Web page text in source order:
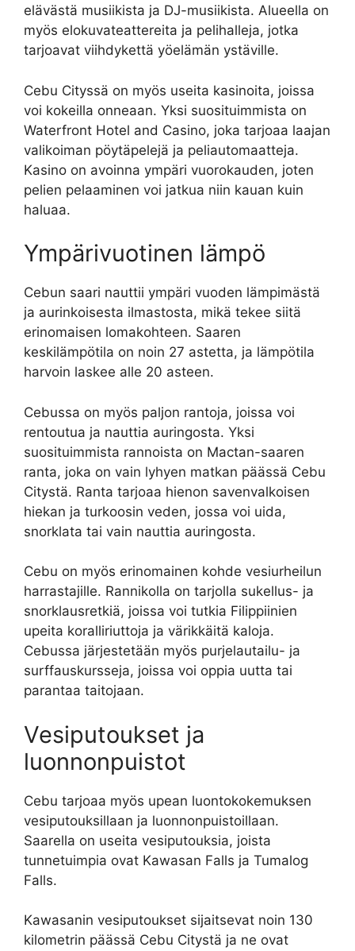
elävästä musiikista ja DJ-musiikista. Alueella on
myös elokuvateattereita ja pelihalleja, jotka
tarjoavat viihdykettä yöelämän ystäville.
Cebu Cityssä on myös useita kasinoita, joissa
voi kokeilla onneaan. Yksi suosituimmista on
Waterfront Hotel and Casino, joka tarjoaa laajan
valikoiman pöytäpelejä ja peliautomaatteja.
Kasino on avoinna ympäri vuorokauden, joten
pelien pelaaminen voi jatkua niin kauan kuin
haluaa.
Ympärivuotinen lämpö
Cebun saari nauttii ympäri vuoden lämpimästä
ja aurinkoisesta ilmastosta, mikä tekee siitä
erinomaisen lomakohteen. Saaren
keskilämpötila on noin 27 astetta, ja lämpötila
harvoin laskee alle 20 asteen.
Cebussa on myös paljon rantoja, joissa voi
rentoutua ja nauttia auringosta. Yksi
suosituimmista rannoista on Mactan-saaren
ranta, joka on vain lyhyen matkan päässä Cebu
Citystä. Ranta tarjoaa hienon savenvalkoisen
hiekan ja turkoosin veden, jossa voi uida,
snorklata tai vain nauttia auringosta.
Cebu on myös erinomainen kohde vesiurheilun
harrastajille. Rannikolla on tarjolla sukellus- ja
snorklausretkiä, joissa voi tutkia Filippiinien
upeita koralliriuttoja ja värikkäitä kaloja.
Cebussa järjestetään myös purjelautailu- ja
surffauskursseja, joissa voi oppia uutta tai
parantaa taitojaan.
Vesiputoukset ja
luonnonpuistot
Cebu tarjoaa myös upean luontokokemuksen
vesiputouksillaan ja luonnonpuistoillaan.
Saarella on useita vesiputouksia, joista
tunnetuimpia ovat Kawasan Falls ja Tumalog
Falls.
Kawasanin vesiputoukset sijaitsevat noin 130
kilometrin päässä Cebu Citystä ja ne ovat